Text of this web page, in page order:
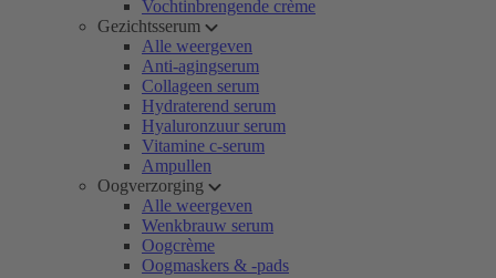
Vochtinbrengende crème
Gezichtsserum
Alle weergeven
Anti-agingserum
Collageen serum
Hydraterend serum
Hyaluronzuur serum
Vitamine c-serum
Ampullen
Oogverzorging
Alle weergeven
Wenkbrauw serum
Oogcrème
Oogmaskers & -pads